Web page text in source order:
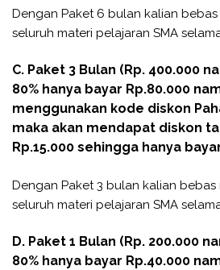
Dengan Paket 6 bulan kalian
seluruh materi pelajaran SMA
C. Paket 3 Bulan (Rp. 400.000
80% hanya bayar Rp.80.000
menggunakan kode diskon
maka akan mendapat diskon
Rp.15.000 sehingga hanya
Dengan Paket 3 bulan kalian
seluruh materi pelajaran SMA
D. Paket 1 Bulan (Rp. 200.000
80% hanya bayar Rp.40.000